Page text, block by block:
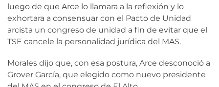
luego de que Arce lo llamara a la reflexión y lo
exhortara a consensuar con el Pacto de Unidad
arcista un congreso de unidad a fin de evitar que el
TSE cancele la personalidad jurídica del MAS.
Morales dijo que, con esa postura, Arce desconoció a
Grover García, que elegido como nuevo presidente